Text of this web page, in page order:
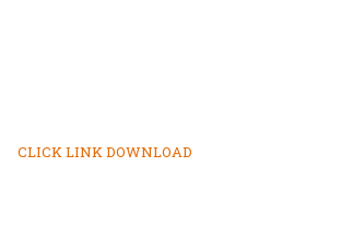
CLICK LINK DOWNLOAD